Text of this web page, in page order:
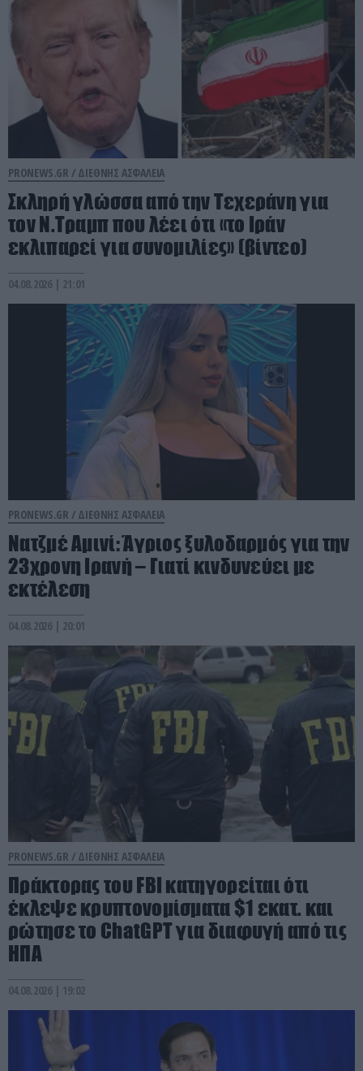
PRONEWS.GR / ΔΙΕΘΝΗΣ ΑΣΦΑΛΕΙΑ
Σκληρή γλώσσα από την Τεχεράνη για
τον Ν.Τραμπ που λέει ότι «το Ιράν
εκλιπαρεί για συνομιλίες» (βίντεο)
04.08.2026 | 21:01
PRONEWS.GR / ΔΙΕΘΝΗΣ ΑΣΦΑΛΕΙΑ
Νατζμέ Αμινί: Άγριος ξυλοδαρμός για την
23χρονη Ιρανή – Γιατί κινδυνεύει με
εκτέλεση
04.08.2026 | 20:01
PRONEWS.GR / ΔΙΕΘΝΗΣ ΑΣΦΑΛΕΙΑ
Πράκτορας του FBI κατηγορείται ότι
έκλεψε κρυπτονομίσματα $1 εκατ. και
ρώτησε το ChatGPT για διαφυγή από τις
ΗΠΑ
04.08.2026 | 19:02